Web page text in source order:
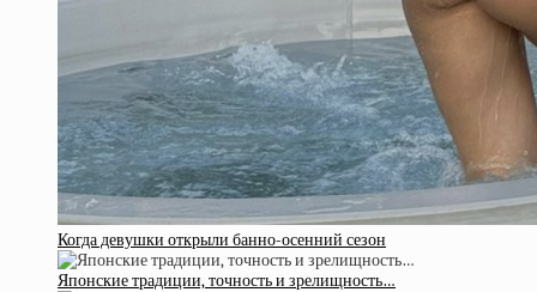
Когда девушки открыли банно-осенний сезон
Японские традиции, точность и зрелищность…